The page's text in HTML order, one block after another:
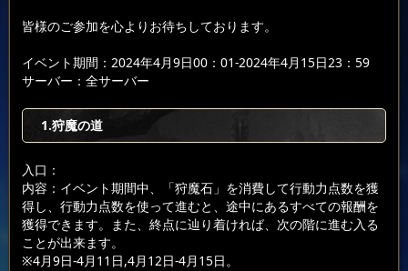
皆様のご参加を心よりお待ちしております。
イベント期間：2024年4月9日00：01-2024年4月15日23：59
サーバー：全サーバー
1.狩魔の道
入口：
内容：イベント期間中、「狩魔石」を消費して行動力点数を獲
得し、行動力点数を使って進むと、途中にあるすべての報酬を
獲得できます。また、終点に辿り着ければ、次の階に進む入る
ことが出来ます。
※4月9日-4月11日,4月12日-4月15日。